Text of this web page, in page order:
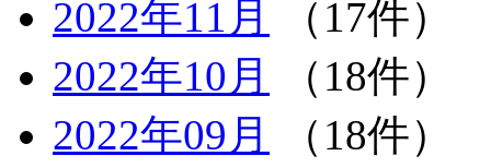
2022年11月
（17件）
2022年10月
（18件）
2022年09月
（18件）